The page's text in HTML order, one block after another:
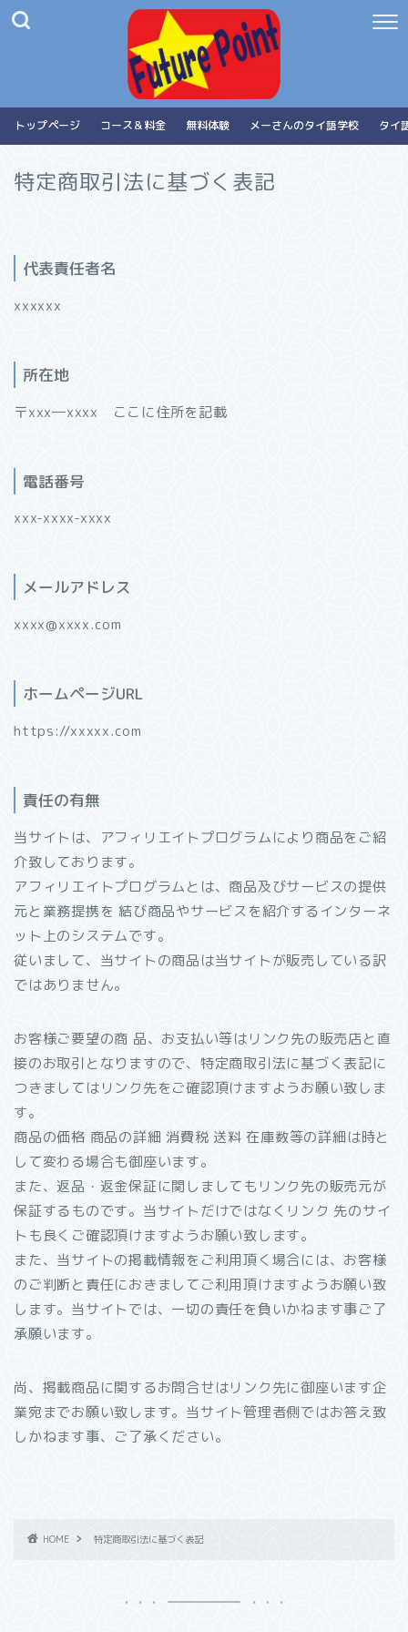
トップページ コース＆料金 無料体験 メーさんのタイ語学校 タイ
特定商取引法に基づく表記
代表責任者名
xxxxxx
所在地
〒xxx―xxxx ここに住所を記載
電話番号
xxx-xxxx-xxxx
メールアドレス
xxxx@xxxx.com
ホームページURL
https://xxxxx.com
責任の有無
当サイトは、アフィリエイトプログラムにより商品をご紹
介致しております。
アフィリエイトプログラムとは、商品及びサービスの提供
元と業務提携を 結び商品やサービスを紹介するインターネ
ット上のシステムです。
従いまして、当サイトの商品は当サイトが販売している訳
ではありません。
お客様ご要望の商 品、お支払い等はリンク先の販売店と直
接のお取引となりますので、特定商取引法に基づく表記に
つきましてはリンク先をご確認頂けますようお願い致しま
す。
商品の価格 商品の詳細 消費税 送料 在庫数等の詳細は時と
して変わる場合も御座います。
また、返品・返金保証に関しましてもリンク先の販売元が
保証するものです。当サイトだけではなくリンク 先のサイ
トも良くご確認頂けますようお願い致します。
また、当サイトの掲載情報をご利用頂く場合には、お客様
のご判断と責任におきましてご利用頂けますようお願い致
します。当サイトでは、一切の責任を負いかねます事ご了
承願います。
尚、掲載商品に関するお問合せはリンク先に御座います企
業宛までお願い致します。当サイト管理者側ではお答え致
しかねます事、ご了承ください。
HOME 特定商取引法に基づく表記